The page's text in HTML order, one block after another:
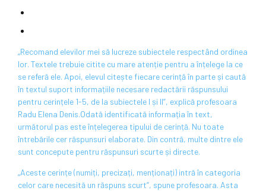
„Recomand elevilor mei să lucreze subiectele respectând ordinea
lor. Textele trebuie citite cu mare atenție pentru a înțelege la ce
se referă ele. Apoi, elevul citește fiecare cerință în parte și caută
în textul suport informațiile necesare redactării răspunsului
pentru cerințele 1-5, de la subiectele I și II”, explică profesoara
Radu Elena Denis.Odată identificată informația în text,
următorul pas este înțelegerea tipului de cerință. Nu toate
întrebările cer răspunsuri elaborate. Din contră, multe dintre ele
sunt concepute pentru răspunsuri scurte și directe.
„Aceste cerințe (numiți, precizați, menționați) intră în categoria
celor care necesită un răspuns scurt”, spune profesoara. Asta